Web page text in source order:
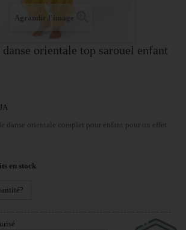
Agrandir l'image
danse orientale top sarouel enfant
danse orientale complet pour enfant pour un effet
en stock